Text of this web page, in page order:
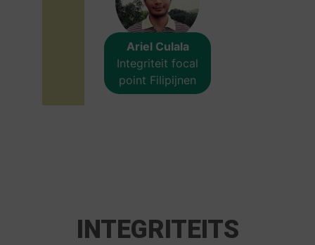
Ariel Culala
Integriteit focal
point Filipijnen
INTEGRITEITS